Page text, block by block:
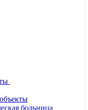
больница